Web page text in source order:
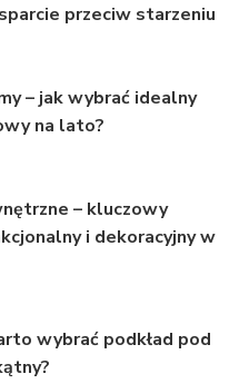
przeciw starzeniu
– jak wybrać idealny
na lato?
– kluczowy
i dekoracyjny w
wybrać podkład pod